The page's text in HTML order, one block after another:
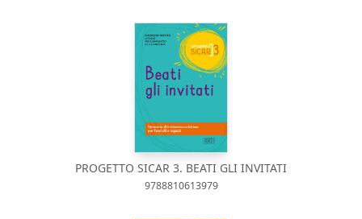
PROGETTO SICAR 3. BEATI GLI INVITATI
9788810613979